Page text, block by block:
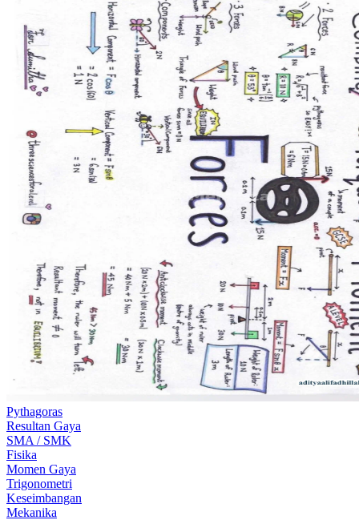
Pythagoras
Resultan Gaya
SMA / SMK
Fisika
Momen Gaya
Trigonometri
Keseimbangan
Mekanika